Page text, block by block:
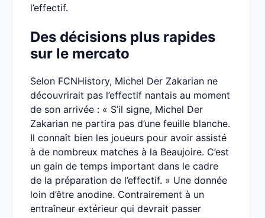
l’effectif.
Des décisions plus rapides
sur le mercato
Selon FCNHistory, Michel Der Zakarian ne
découvrirait pas l’effectif nantais au moment
de son arrivée : « S’il signe, Michel Der
Zakarian ne partira pas d’une feuille blanche.
Il connaît bien les joueurs pour avoir assisté
à de nombreux matches à la Beaujoire. C’est
un gain de temps important dans le cadre
de la préparation de l’effectif. » Une donnée
loin d’être anodine. Contrairement à un
entraîneur extérieur qui devrait passer